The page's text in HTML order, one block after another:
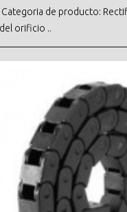
Categoria de producto:
orificio ..